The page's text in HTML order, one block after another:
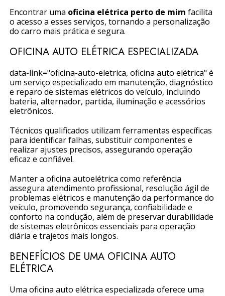
Encontrar uma oficina elétrica perto de mim facilita
o acesso a esses serviços, tornando a personalização
do carro mais prática e segura.
OFICINA AUTO ELÉTRICA ESPECIALIZADA
data-link="oficina-auto-eletrica, oficina auto elétrica" é
um serviço especializado em manutenção, diagnóstico
e reparo de sistemas elétricos do veículo, incluindo
bateria, alternador, partida, iluminação e acessórios
eletrônicos.
Técnicos qualificados utilizam ferramentas específicas
para identificar falhas, substituir componentes e
realizar ajustes precisos, assegurando operação
eficaz e confiável.
Manter a oficina autoelétrica como referência
assegura atendimento profissional, resolução ágil de
problemas elétricos e manutenção da performance do
veículo, promovendo segurança, confiabilidade e
conforto na condução, além de preservar durabilidade
de sistemas eletrônicos essenciais para operação
diária e trajetos mais longos.
BENEFÍCIOS DE UMA OFICINA AUTO
ELÉTRICA
Uma oficina auto elétrica especializada oferece uma